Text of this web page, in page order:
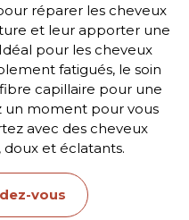
réparer les cheveux
et leur apporter une
pour les cheveux
fatigués, le soin
capillaire pour une
un moment pour vous
avec des cheveux
et éclatants.
vous